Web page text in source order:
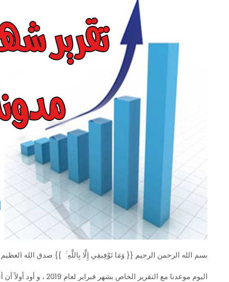
بسم الله الرحمن الرحيم {{ وَمَا تَوْفِيقِي إِلَّا بِاللَّهِ ۚ }} صدق الله العظيم
اليوم موعدنا مع التقرير الخاص بشهر فبراير لعام 2019 ، و أود أولاً أن أشكركم على التفاعل مع التقرير الشهري